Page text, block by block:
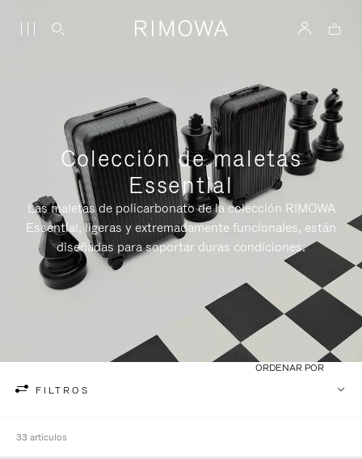
Colección de maletas
Essential
Las maletas de policarbonato de la colección RIMOWA
Essential, ligeras y extremadamente funcionales, están
diseñadas para soportar duras condiciones.
FILTROS
ORDENAR POR
33 artículos